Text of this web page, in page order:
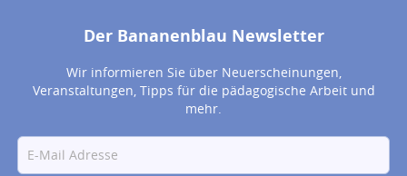
Der Bananenblau Newsletter
Wir informieren Sie über Neuerscheinungen,
Veranstaltungen, Tipps für die pädagogische Arbeit und
mehr.